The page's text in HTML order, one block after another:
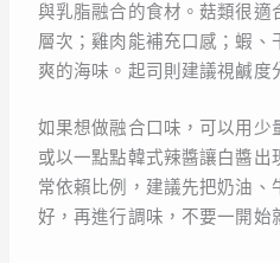
與乳脂融合的食材。菇類很適
層次；雞肉能補充口感；蝦、
爽的海味。起司則建議視鹹度
如果想做融合口味，可以用少
或以一點點韓式辣醬讓白醬出
常依賴比例，建議先把奶油、
好，再進行調味，不要一開始